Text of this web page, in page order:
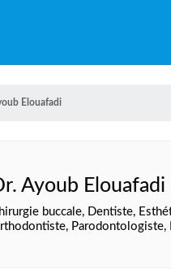
Elouafadi
Ayoub Elouafadi
buccale, Dentiste,
Parodontologiste,